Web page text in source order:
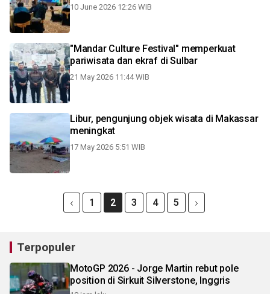
10 June 2026 12:26 WIB
"Mandar Culture Festival" memperkuat
pariwisata dan ekraf di Sulbar
21 May 2026 11:44 WIB
Libur, pengunjung objek wisata di Makassar
meningkat
17 May 2026 5:51 WIB
1 2 3 4 5
Terpopuler
MotoGP 2026 - Jorge Martin rebut pole
position di Sirkuit Silverstone, Inggris